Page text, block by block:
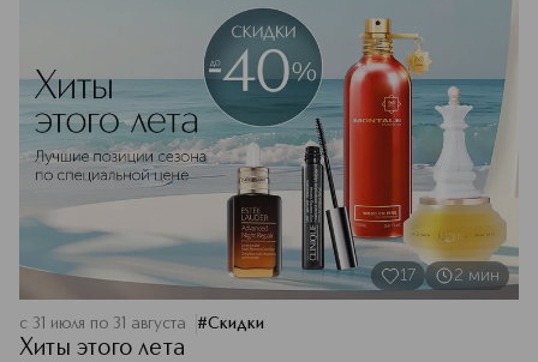
17 2 мин
с 31 июля по 31 августа #Скидки
Хиты этого лета